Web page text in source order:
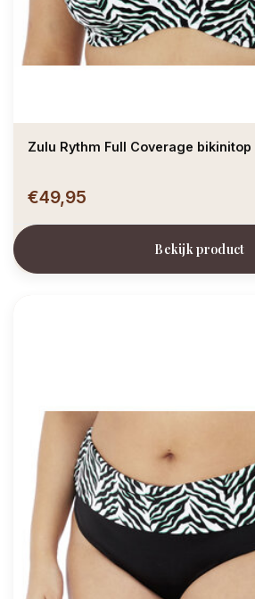
Zulu Rythm Full Coverage
€49,95
Bekijk product